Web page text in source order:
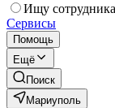
Ищу сотрудника
Сервисы
Помощь
Ещё
Поиск
Мариуполь